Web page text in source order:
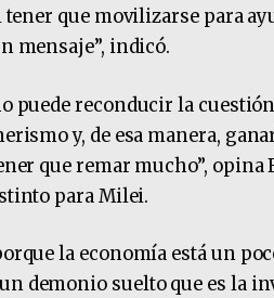
que movilizarse para
mensaje”, indicó.
puede reconducir la
y, de esa manera,
que remar mucho”, opina
para Milei.
la economía está un
demonio suelto que es la